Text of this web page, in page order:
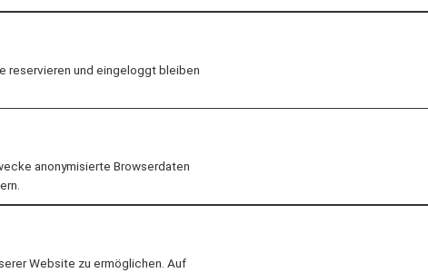
den Flugzeugen des Typs Airbus A320neo (320).
reservieren und eingeloggt bleiben
anonymisierte Browserdaten
Website zu ermöglichen. Auf